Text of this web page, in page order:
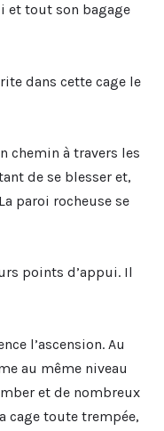
et tout son bagage
dans cette cage le
chemin à travers les
de se blesser et,
paroi rocheuse se
points d’appui. Il
l’ascension. Au
au même niveau
et de nombreux
cage toute trempée,